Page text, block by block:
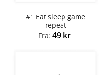
#1 Eat sleep game
repeat
Fra: 49 kr